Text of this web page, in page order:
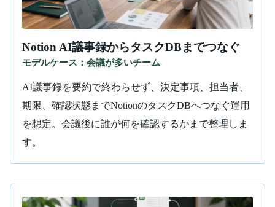
Notion AI議事録からタスクDBまでつなぐ
モデルケース：会議が多いチーム
AI議事録を要約で終わらせず、決定事項、担当者、
期限、確認状態までNotionのタスクDBへつなぐ運用
を想定。会議後に誰が何を確認するかまで整理しま
す。